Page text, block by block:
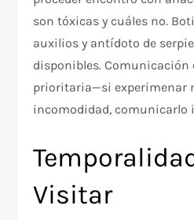
son tóxicas y cuáles no.
auxilios y antídoto de
disponibles. Comunicación
prioritaria—si experimenar
incomodidad, comunicarlo
Visitar